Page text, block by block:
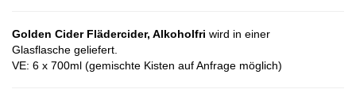
Golden Cider Flädercider, Alkoholfri wird in einer
Glasflasche geliefert.
VE: 6 x 700ml (gemischte Kisten auf Anfrage möglich)